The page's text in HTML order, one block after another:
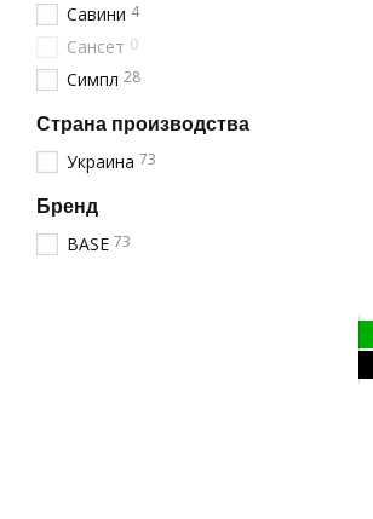
Савини 4
Сансет 0
Симпл 28
Страна производства
Украина 73
Бренд
BASE 73